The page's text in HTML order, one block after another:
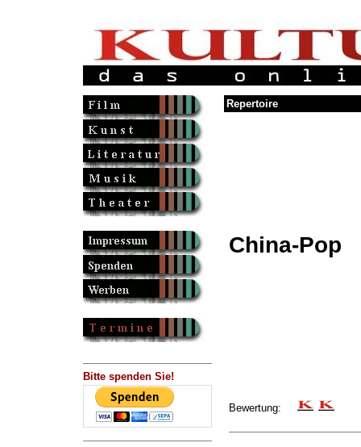
Bitte spenden Sie!
Repertoire
China-Pop
Bewertung: